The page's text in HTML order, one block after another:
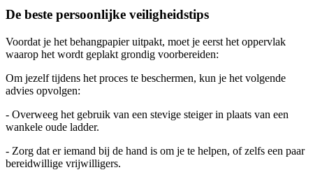
De beste persoonlijke veiligheidstips
Voordat je het behangpapier uitpakt, moet je eerst het oppervlak
waarop het wordt geplakt grondig voorbereiden:
Om jezelf tijdens het proces te beschermen, kun je het volgende
advies opvolgen:
- Overweeg het gebruik van een stevige steiger in plaats van een
wankele oude ladder.
- Zorg dat er iemand bij de hand is om je te helpen, of zelfs een paar
bereidwillige vrijwilligers.